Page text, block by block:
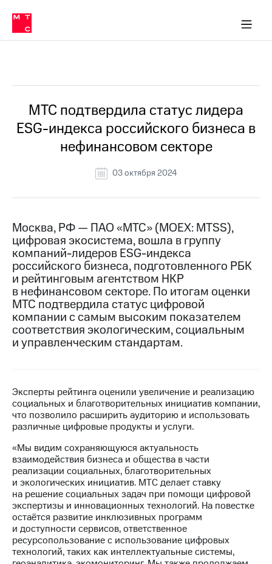
Медиа-центр
и акционерам
Устойчивое развитие
Комплаенс и деловая этика
компании
Карьера
История
компании
Руководство
информация
Контакты
Медиа-центр
Пресс-
релизы
МТС
о технологиях
Достижения
Интервью
отчетность
Контакты
Новости
регионе
и акционерам
Корпоративное
управление
Корпоративный
секретарь
Раскрытие
информации
в МТС
Пресс-
релизы
МТС
о технологиях
МТС подтвердила статус лидера
ESG-индекса российского бизнеса в
нефинансовом секторе
03 октября 2024
Москва, РФ — ПАО «МТС» (MOEX: MTSS),
цифровая экосистема, вошла в группу
компаний-лидеров ESG-индекса
российского бизнеса, подготовленного РБК
и рейтинговым агентством НКР
в нефинансовом секторе. По итогам оценки
МТС подтвердила статус цифровой
компании с самым высоким показателем
соответствия экологическим, социальным
и управленческим стандартам.
Эксперты рейтинга оценили увеличение и реализацию
социальных и благотворительных инициатив компании,
что позволило расширить аудиторию и использовать
различные цифровые продукты и услуги.
«Мы видим сохраняющуюся актуальность
взаимодействия бизнеса и общества в части
реализации социальных, благотворительных
и экологических инициатив. МТС делает ставку
на решение социальных задач при помощи цифровой
экспертизы и инновационных технологий. На повестке
остаётся развитие инклюзивных программ
и доступности сервисов, ответственное
ресурсопользование с использование цифровых
технологий, таких как интеллектуальные системы,